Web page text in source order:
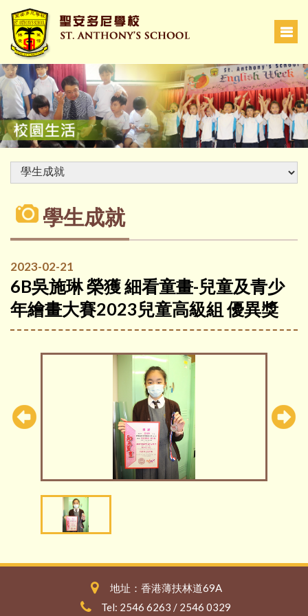
學生成就
2023-02-21
6B吳施琳 榮獲 細看童畫-兒童及青少
年繪畫大賽2023兒童高級組 優異獎
地址：香港薄扶林道69A
Tel: 2546 6263 / 2546 0329